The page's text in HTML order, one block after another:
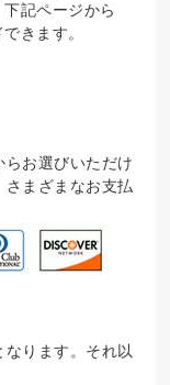
記ページから
きます。
お選びいただけ
さまざまなお支払
ります。それ以